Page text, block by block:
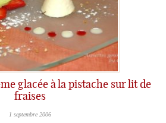
glacée à la pistache sur lit de
fraises
1 septembre 2006